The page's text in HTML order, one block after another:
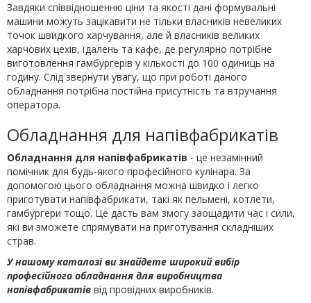
Завдяки співвідношенню ціни та якості дані формувальні
машини можуть зацікавити не тільки власників невеликих
точок швидкого харчування, але й власників великих
харчових цехів, їдалень та кафе, де регулярно потрібне
виготовлення гамбургерів у кількості до 100 одиниць на
годину. Слід звернути увагу, що при роботі даного
обладнання потрібна постійна присутність та втручання
оператора.
Обладнання для напівфабрикатів
Обладнання для напівфабрикатів - це незамінний
помічник для будь-якого професійного кулінара. За
допомогою цього обладнання можна швидко і легко
приготувати напівфабрикати, такі як пельмені, котлети,
гамбургери тощо. Це дасть вам змогу заощадити час і сили,
які ви зможете спрямувати на приготування складніших
страв.
У нашому каталозі ви знайдете широкий вибір
професійного обладнання для виробництва
напівфабрикатів від провідних виробників.